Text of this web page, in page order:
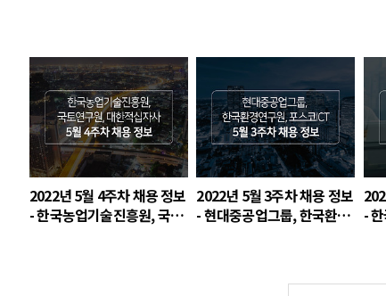
2022년 5월 4주차 채용 정보
- 한국농업기술진흥원, 국토
2022년 5월 3주차 채용 정보
- 현대중공업그룹, 한국환경
-